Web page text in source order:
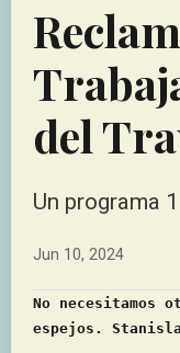
del
Un programa
Jun 10, 2024
No necesitamos
espejos.